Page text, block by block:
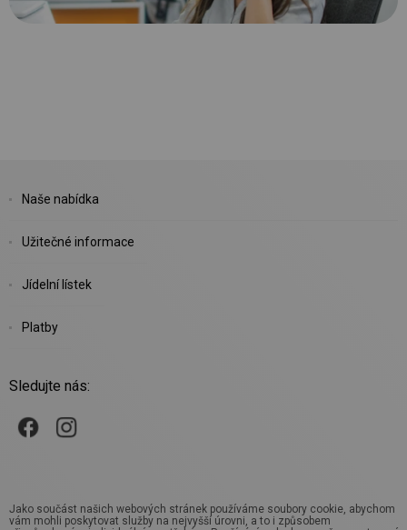
Naše nabídka
Užitečné informace
Jídelní lístek
Platby
Sledujte nás:
Jako součást našich webových stránek používáme soubory cookie, abychom
vám mohli poskytovat služby na nejvyšší úrovni, a to i způsobem